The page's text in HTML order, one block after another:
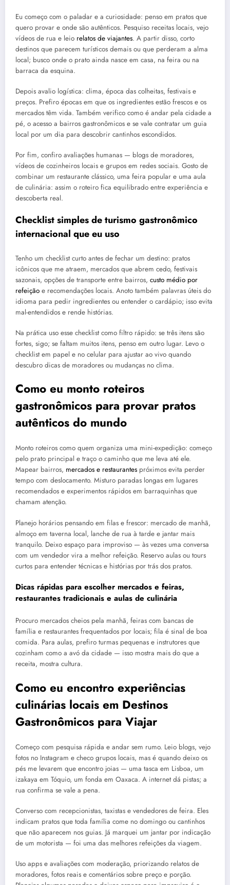
Eu começo com o paladar e a curiosidade: penso em pratos que
quero provar e onde são autênticos. Pesquiso receitas locais, vejo
vídeos de rua e leio relatos de viajantes. A partir disso, corto
destinos que parecem turísticos demais ou que perderam a alma
local; busco onde o prato ainda nasce em casa, na feira ou na
barraca da esquina.
Depois avalio logística: clima, época das colheitas, festivais e
preços. Prefiro épocas em que os ingredientes estão frescos e os
mercados têm vida. Também verifico como é andar pela cidade a
pé, o acesso a bairros gastronômicos e se vale contratar um guia
local por um dia para descobrir cantinhos escondidos.
Por fim, confiro avaliações humanas — blogs de moradores,
vídeos de cozinheiros locais e grupos em redes sociais. Gosto de
combinar um restaurante clássico, uma feira popular e uma aula
de culinária: assim o roteiro fica equilibrado entre experiência e
descoberta real.
Checklist simples de turismo gastronômico
internacional que eu uso
Tenho um checklist curto antes de fechar um destino: pratos
icônicos que me atraem, mercados que abrem cedo, festivais
sazonais, opções de transporte entre bairros, custo médio por
refeição e recomendações locais. Anoto também palavras úteis do
idioma para pedir ingredientes ou entender o cardápio; isso evita
mal-entendidos e rende histórias.
Na prática uso esse checklist como filtro rápido: se três itens são
fortes, sigo; se faltam muitos itens, penso em outro lugar. Levo o
checklist em papel e no celular para ajustar ao vivo quando
descubro dicas de moradores ou mudanças no clima.
Como eu monto roteiros
gastronômicos para provar pratos
autênticos do mundo
Monto roteiros como quem organiza uma mini-expedição: começo
pelo prato principal e traço o caminho que me leva até ele.
Mapear bairros, mercados e restaurantes próximos evita perder
tempo com deslocamento. Misturo paradas longas em lugares
recomendados e experimentos rápidos em barraquinhas que
chamam atenção.
Planejo horários pensando em filas e frescor: mercado de manhã,
almoço em taverna local, lanche de rua à tarde e jantar mais
tranquilo. Deixo espaço para improviso — às vezes uma conversa
com um vendedor vira a melhor refeição. Reservo aulas ou tours
curtos para entender técnicas e histórias por trás dos pratos.
Dicas rápidas para escolher mercados e feiras,
restaurantes tradicionais e aulas de culinária
Procuro mercados cheios pela manhã, feiras com bancas de
família e restaurantes frequentados por locais; fila é sinal de boa
comida. Para aulas, prefiro turmas pequenas e instrutores que
cozinham como a avó da cidade — isso mostra mais do que a
receita, mostra cultura.
Como eu encontro experiências
culinárias locais em Destinos
Gastronômicos para Viajar
Começo com pesquisa rápida e andar sem rumo. Leio blogs, vejo
fotos no Instagram e checo grupos locais, mas é quando deixo os
pés me levarem que encontro joias — uma tasca em Lisboa, um
izakaya em Tóquio, um fonda em Oaxaca. A internet dá pistas; a
rua confirma se vale a pena.
Converso com recepcionistas, taxistas e vendedores de feira. Eles
indicam pratos que toda família come no domingo ou cantinhos
que não aparecem nos guias. Já marquei um jantar por indicação
de um motorista — foi uma das melhores refeições da viagem.
Uso apps e avaliações com moderação, priorizando relatos de
moradores, fotos reais e comentários sobre preço e porção.